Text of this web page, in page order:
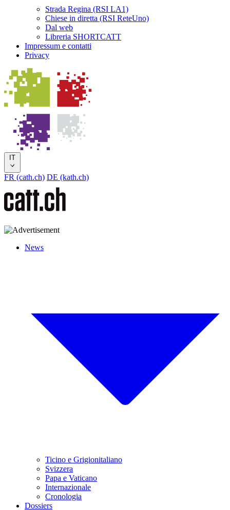
Strada Regina (RSI LA1)
Chiese in diretta (RSI ReteUno)
Dal web
Libreria SHORTCATT
Impressum e contatti
Privacy
IT
FR (cath.ch) DE (kath.ch)
News
Ticino e Grigionitaliano
Svizzera
Papa e Vaticano
Internazionale
Cronologia
Dossiers